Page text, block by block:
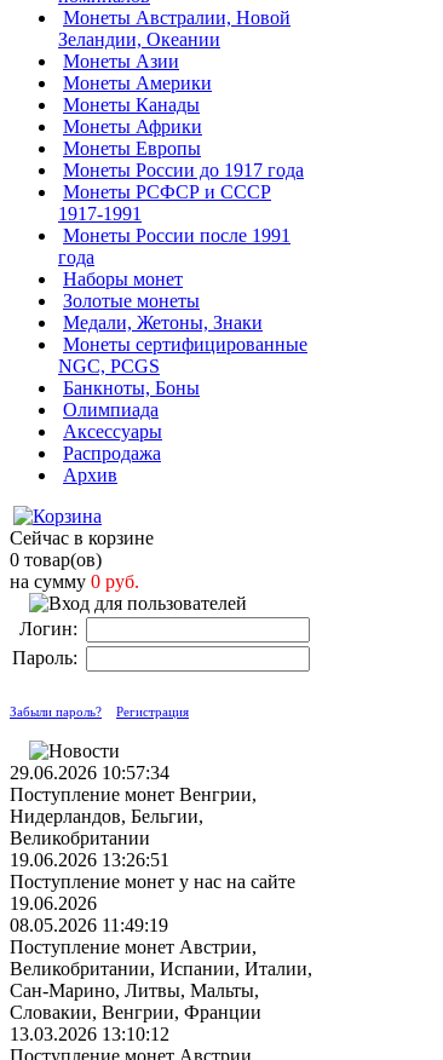
Монеты Австралии, Новой
Зеландии, Океании
Монеты Азии
Монеты Америки
Монеты Канады
Монеты Африки
Монеты Европы
Монеты России до 1917 года
Монеты РСФСР и СССР
1917-1991
Монеты России после 1991
года
Наборы монет
Золотые монеты
Медали, Жетоны, Знаки
Монеты сертифицированные
NGC, PCGS
Банкноты, Боны
Олимпиада
Аксессуары
Распродажа
Архив
Сейчас в корзине
0 товар(ов)
на сумму 0 руб.
Логин:
Пароль:
Забыли пароль? Регистрация
29.06.2026 10:57:34
Поступление монет Венгрии,
Нидерландов, Бельгии,
Великобритании
19.06.2026 13:26:51
Поступление монет у нас на сайте
19.06.2026
08.05.2026 11:49:19
Поступление монет Австрии,
Великобритании, Испании, Италии,
Сан-Марино, Литвы, Мальты,
Словакии, Венгрии, Франции
13.03.2026 13:10:12
Поступление монет Австрии,